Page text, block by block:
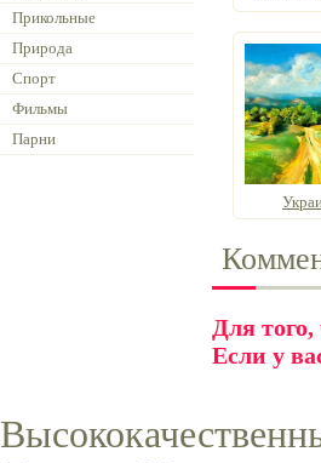
Прикольные
Природа
Спорт
Фильмы
Парни
Для
Если у